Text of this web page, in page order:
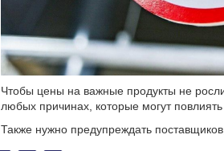
Чтобы цены на важные продукты не
любых причинах, которые могут
Также нужно предупреждать